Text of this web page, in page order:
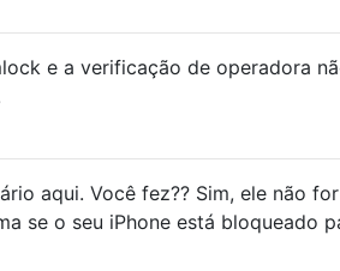
e a verificação de operadora
aqui. Você fez?? Sim, ele não
se o seu iPhone está bloqueado